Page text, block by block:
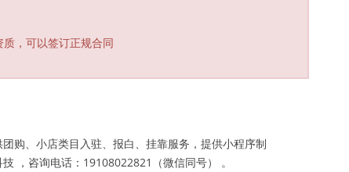
，可以签订正规合同
购、小店类目入驻、报白、挂靠服务，提供小程序制
，咨询电话：19108022821（微信同号） 。